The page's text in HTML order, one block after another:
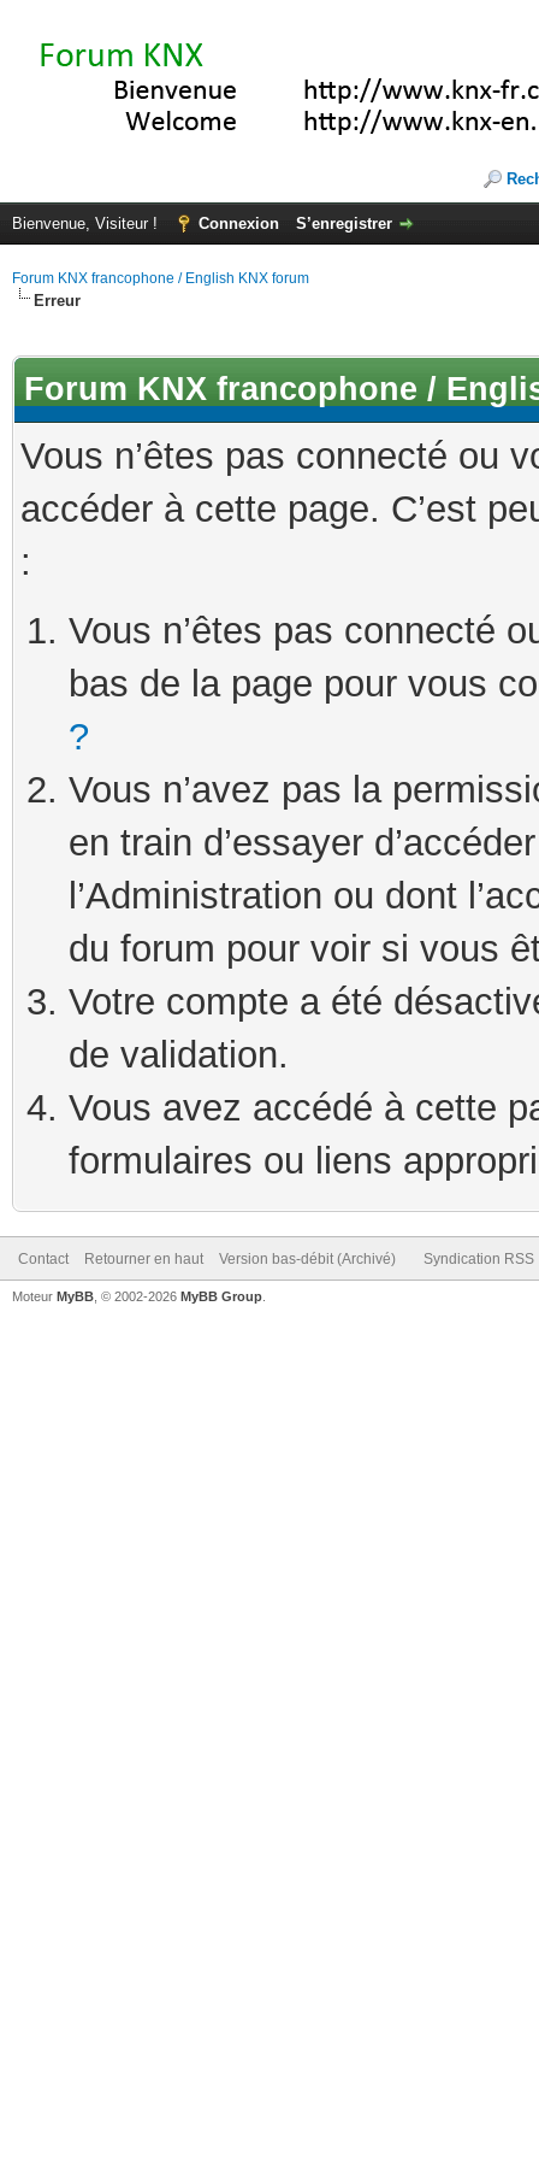
Bienvenue, Visiteur ! Connexion S’enregistrer
Forum KNX francophone / English KNX forum
Erreur
Forum KNX francophone /
Vous n’êtes pas connecté ou
accéder à cette page. C’est
:
Vous n’êtes pas connecté
bas de la page pour vous
?
Vous n’avez pas la
en train d’essayer
l’Administration ou dont
du forum pour voir si vous
Votre compte a été
de validation.
Vous avez accédé à cette
formulaires ou liens
Contact Retourner en haut Version bas-débit (Archivé) Syndication RSS
Moteur MyBB , © 2002-2026 MyBB Group